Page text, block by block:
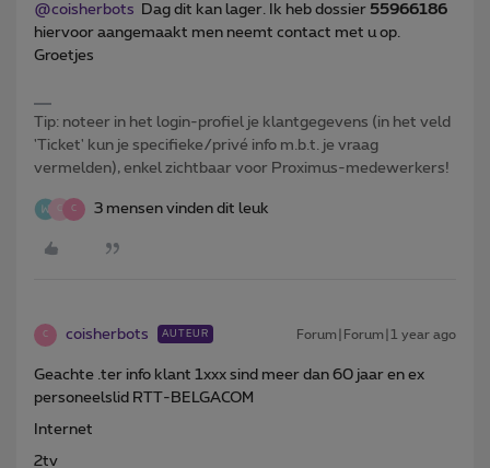
@coisherbots Dag dit kan lager. Ik heb dossier 55966186
hiervoor aangemaakt men neemt contact met u op.
Groetjes
Tip: noteer in het login-profiel je klantgegevens (in het veld
'Ticket' kun je specifieke/privé info m.b.t. je vraag
vermelden), enkel zichtbaar voor Proximus-medewerkers!
C 3 mensen vinden dit leuk
C coisherbots AUTEUR Forum|Forum|1 year ago
Geachte .ter info klant 1xxx sind meer dan 60 jaar en ex
personeelslid RTT-BELGACOM
Internet
2tv